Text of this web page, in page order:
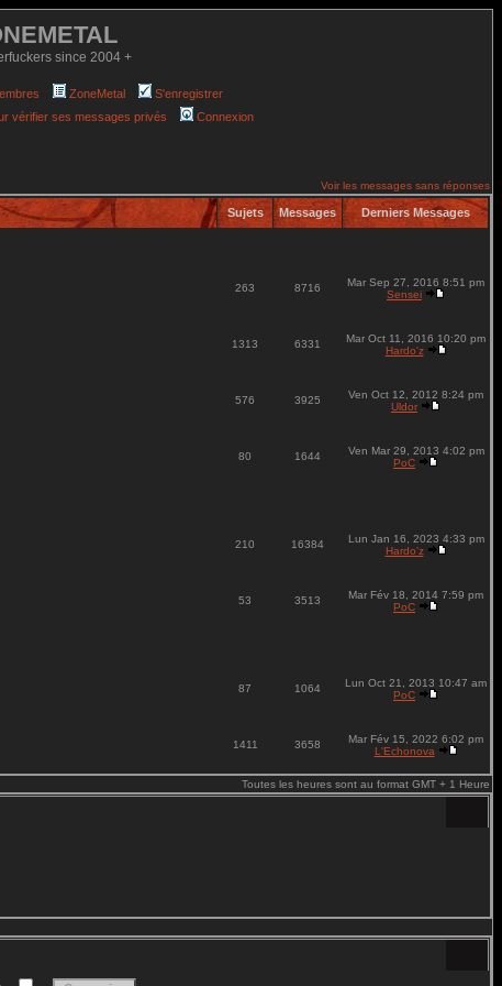
since 2004 +
ZoneMetal
S'enregistrer
vérifier ses messages privés Connexion
Voir les messages sans réponses
Sujets Messages Derniers Messages
263 8716
Mar Sep 27, 2016 8:51 pm
Sensei
1313 6331
Mar Oct 11, 2016 10:20 pm
Hardo'z
576 3925
Ven Oct 12, 2012 8:24 pm
Uldor
80 1644
Ven Mar 29, 2013 4:02 pm
PoC
210 16384
Lun Jan 16, 2023 4:33 pm
Hardo'z
53 3513
Mar Fév 18, 2014 7:59 pm
PoC
87 1064
Lun Oct 21, 2013 10:47 am
PoC
1411 3658
Mar Fév 15, 2022 6:02 pm
L'Echonova
Toutes les heures sont au format GMT + 1 Heure